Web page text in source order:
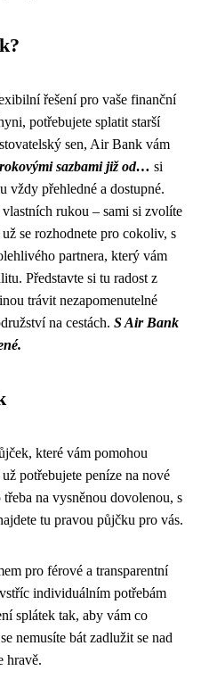
řešení pro vaše finanční
potřebujete splatit starší
sen, Air Bank vám
sazbami již od… si
vždy přehledné a dostupné.
rukou – sami si zvolíte
se rozhodnete pro cokoliv, s
partnera, který vám
Představte si tu radost z
trávit nezapomenutelné
na cestách. S Air Bank
které vám pomohou
potřebujete peníze na nové
na vysněnou dovolenou, s
tu pravou půjčku pro vás.
pro férové a transparentní
individuálním potřebám
splátek tak, aby vám co
nemusíte bát zadlužit se nad
hravě.